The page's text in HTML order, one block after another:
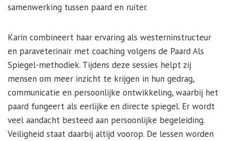
samenwerking tussen paard en ruiter.
Karin combineert haar ervaring als westerninstructeur
en paraveterinair met coaching volgens de Paard Als
Spiegel-methodiek. Tijdens deze sessies helpt zij
mensen om meer inzicht te krijgen in hun gedrag,
communicatie en persoonlijke ontwikkeling, waarbij het
paard fungeert als eerlijke en directe spiegel. Er wordt
veel aandacht besteed aan persoonlijke begeleiding.
Veiligheid staat daarbij altijd voorop. De lessen worden